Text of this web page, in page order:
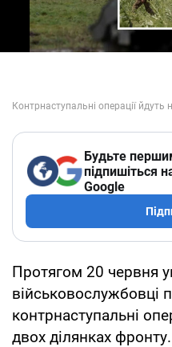
Будьте
підпишіться
Google
Протягом 20 червня
військовослужбовці
контрнаступальні
двох ділянках